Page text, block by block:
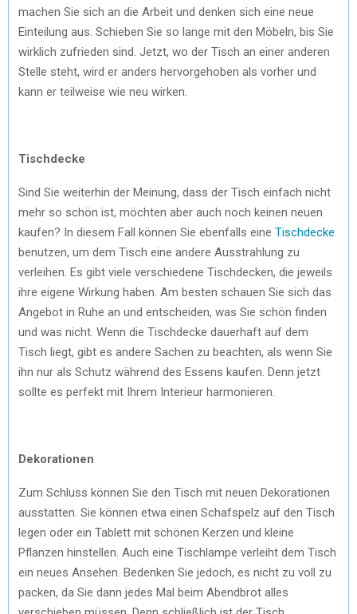
machen Sie sich an die Arbeit und denken sich eine neue
Einteilung aus. Schieben Sie so lange mit den Möbeln, bis Sie
wirklich zufrieden sind. Jetzt, wo der Tisch an einer anderen
Stelle steht, wird er anders hervorgehoben als vorher und
kann er teilweise wie neu wirken.
Tischdecke
Sind Sie weiterhin der Meinung, dass der Tisch einfach nicht
mehr so schön ist, möchten aber auch noch keinen neuen
kaufen? In diesem Fall können Sie ebenfalls eine Tischdecke
benutzen, um dem Tisch eine andere Ausstrahlung zu
verleihen. Es gibt viele verschiedene Tischdecken, die jeweils
ihre eigene Wirkung haben. Am besten schauen Sie sich das
Angebot in Ruhe an und entscheiden, was Sie schön finden
und was nicht. Wenn die Tischdecke dauerhaft auf dem
Tisch liegt, gibt es andere Sachen zu beachten, als wenn Sie
ihn nur als Schutz während des Essens kaufen. Denn jetzt
sollte es perfekt mit Ihrem Interieur harmonieren.
Dekorationen
Zum Schluss können Sie den Tisch mit neuen Dekorationen
ausstatten. Sie können etwa einen Schafspelz auf den Tisch
legen oder ein Tablett mit schönen Kerzen und kleine
Pflanzen hinstellen. Auch eine Tischlampe verleiht dem Tisch
ein neues Ansehen. Bedenken Sie jedoch, es nicht zu voll zu
packen, da Sie dann jedes Mal beim Abendbrot alles